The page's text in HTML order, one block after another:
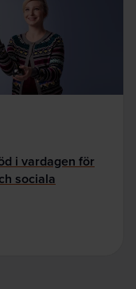
i vardagen för
sociala